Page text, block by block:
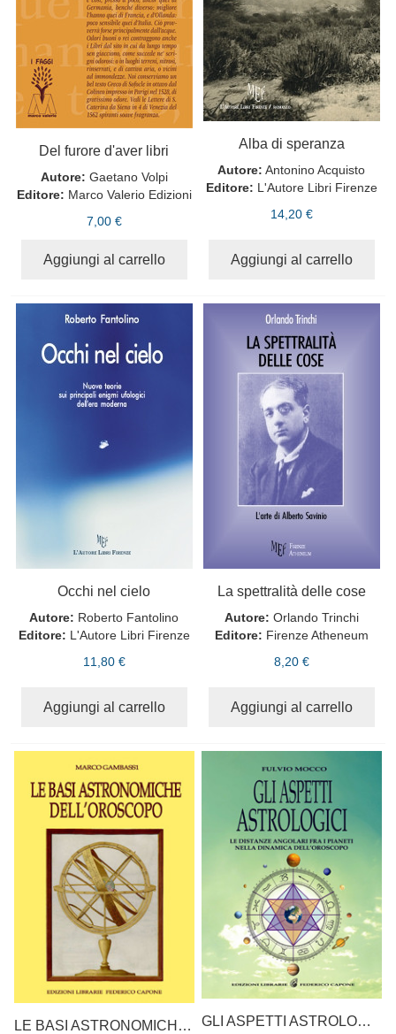
Del furore d'aver libri
Autore: Gaetano Volpi
Editore: Marco Valerio Edizioni
7,00 €
Aggiungi al carrello
Alba di speranza
Autore: Antonino Acquisto
Editore: L'Autore Libri Firenze
14,20 €
Aggiungi al carrello
Occhi nel cielo
Autore: Roberto Fantolino
Editore: L'Autore Libri Firenze
11,80 €
Aggiungi al carrello
La spettralità delle cose
Autore: Orlando Trinchi
Editore: Firenze Atheneum
8,20 €
Aggiungi al carrello
LE BASI ASTRONOMICHE DELL’OROSCOPO GLI ASPETTI ASTROLOGICI